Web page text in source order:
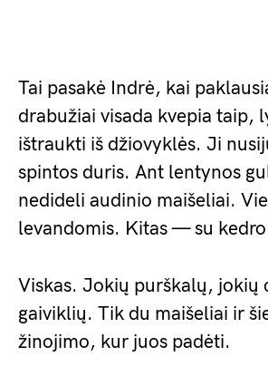
Tai pasakė Indrė, kai
drabužiai visada kvepia taip,
ištraukti iš džiovyklės. Ji
spintos duris. Ant lentynos
nedideli audinio maišeliai.
levandomis. Kitas — su
Viskas. Jokių purškalų, jokių
gaiviklių. Tik du maišeliai ir
žinojimo, kur juos padėti.